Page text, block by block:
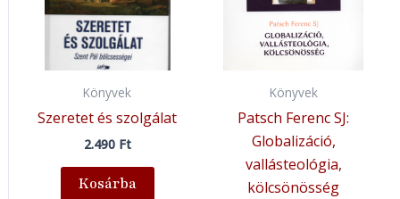
Könyvek
Szeretet és szolgálat
2.490 Ft
Kosárba
Könyvek
Patsch Ferenc SJ:
Globalizáció,
vallásteológia,
kölcsönösség